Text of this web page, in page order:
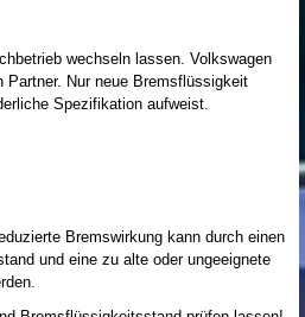
wechseln lassen. Volkswagen
Partner. Nur neue Bremsflüssigkeit
Spezifikation aufweist.
Bremswirkung kann durch einen
und eine zu alte oder ungeeignete